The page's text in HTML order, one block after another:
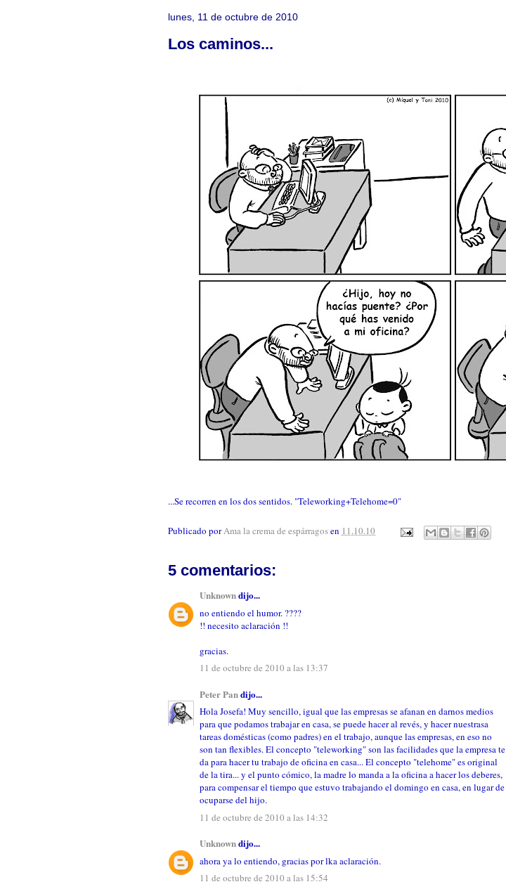
lunes, 11 de octubre de 2010
Los caminos...
...Se recorren en los dos sentidos. "Teleworking+Telehome=0"
Publicado porAma la crema de espárragosen 11.10.10
5 comentarios:
Unknowndijo...
no entiendo el humor. ????
!! necesito aclaración !!
gracias.
11 de octubre de 2010 a las 13:37
Peter Pandijo...
Hola Josefa! Muy sencillo, igual que las empresas se afanan en darnos medios
para que podamos trabajar en casa, se puede hacer al revés, y hacer nuestrasa
tareas domésticas (como padres) en el trabajo, aunque las empresas, en eso no
son tan flexibles. El concepto "teleworking" son las facilidades que la empresa te
da para hacer tu trabajo de oficina en casa... El concepto "telehome" es original
de la tira... y el punto cómico, la madre lo manda a la oficina a hacer los deberes,
para compensar el tiempo que estuvo trabajando el domingo en casa, en lugar de
ocuparse del hijo.
11 de octubre de 2010 a las 14:32
Unknowndijo...
ahora ya lo entiendo, gracias por lka aclaración.
11 de octubre de 2010 a las 15:54